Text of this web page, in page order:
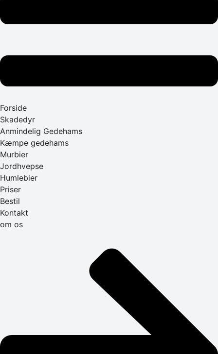
Forside
Skadedyr
Anmindelig Gedehams
Kæmpe gedehams
Murbier
Jordhvepse
Humlebier
Priser
Bestil
Kontakt
om os